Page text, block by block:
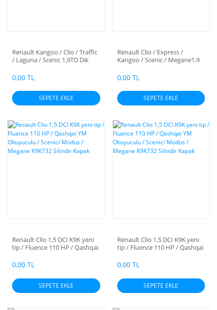
Renault Kangoo / Clio / Traffic
/ Laguna / Scenic 1,9TD Dik
0,00 TL
SEPETE EKLE
Renault Clio / Express /
Kangoo / Scenic / Megane1,9
Kapak
0,00 TL
SEPETE EKLE
Renault Clio 1,5 DCI K9K yeni
tip / Fluence 110 HP / Qashqai
Modus / Megane K9K732
Silindir Kapak
0,00 TL
SEPETE EKLE
Renault Clio 1,5 DCI K9K yeni
tip / Fluence 110 HP / Qashqai
Modüs / Megane K9K732
Silindir Kapak
0,00 TL
SEPETE EKLE